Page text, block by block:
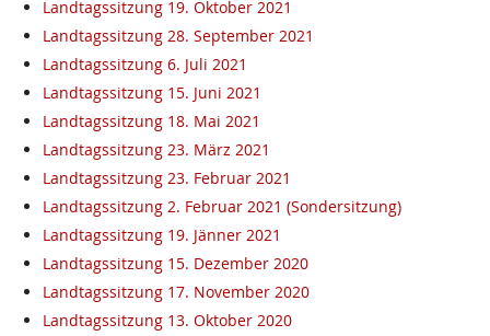
Landtagssitzung 19. Oktober 2021
Landtagssitzung 28. September 2021
Landtagssitzung 6. Juli 2021
Landtagssitzung 15. Juni 2021
Landtagssitzung 18. Mai 2021
Landtagssitzung 23. März 2021
Landtagssitzung 23. Februar 2021
Landtagssitzung 2. Februar 2021 (Sondersitzung)
Landtagssitzung 19. Jänner 2021
Landtagssitzung 15. Dezember 2020
Landtagssitzung 17. November 2020
Landtagssitzung 13. Oktober 2020